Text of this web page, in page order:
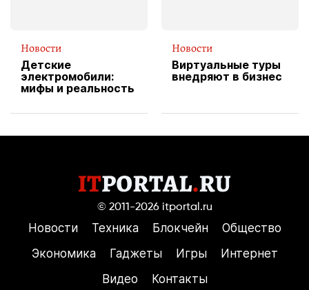
Новости
Детские
электромобили:
мифы и реальность
Новости
Виртуальные туры
внедряют в бизнес
© 2011-2026 itportal.ru
Новости Техника Блокчейн
Общество
Экономика
Гаджеты Игры
Интернет
Видео
Контакты